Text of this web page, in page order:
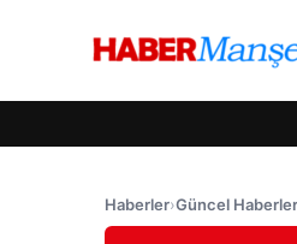
Haberler›Güncel Haberler